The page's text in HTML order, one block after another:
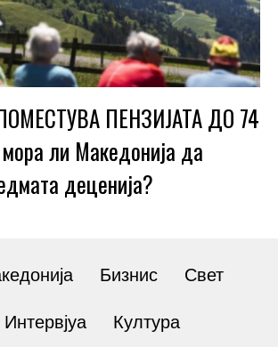
ПЕНЗИЈАТА ДО 74
ли Македонија да
деценија?
Бизнис Свет
Интервјуа Култура